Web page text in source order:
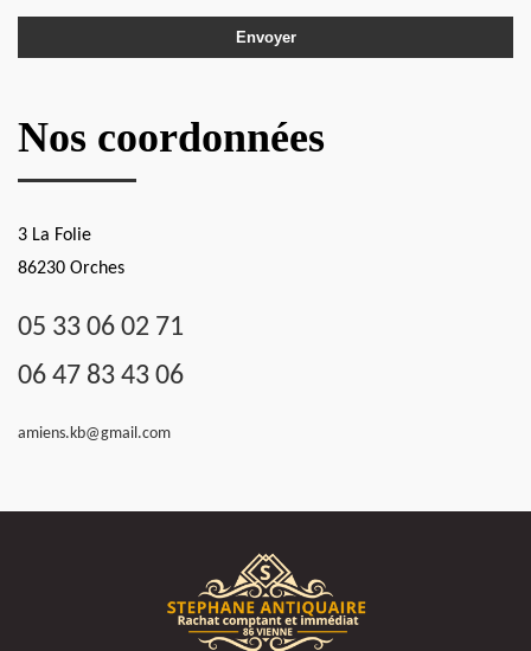
Nos coordonnées
3 La Folie
86230 Orches
05 33 06 02 71
06 47 83 43 06
amiens.kb@gmail.com